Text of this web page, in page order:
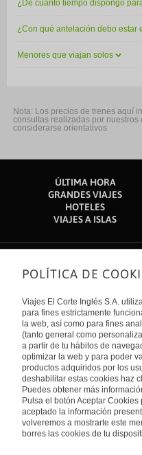
¿De cuánto tiempo dispongo
¿Con qué antelación debo estar
Menores que viajan solos
Nota: Los precios de trenes aquí
consultas realizadas por
considerarse orientativos
ÚLTIMA HORA
GRANDES VIAJES
HOTELES
VIAJES A ISLAS
Sobre nosotros
Quiénes somos
Financiación
Sostenibilidad
Turismo accesible
Tarjeta El Corte Inglés
Trabaja con nosotros
El Corte Inglés
Canal Ético
Enlaces de interés
Guías de viaje
Catálogos
Auto check-in
Condiciones Generales
Política de privacidad
Política de cookies
Accesibilidad
Empresas/ Grupos
Internacional
España
Visita nuestro blog
Blog de Viajes el Corte
POLÍTICA DE
Viajes El Corte Inglés S.A.
para fines estrictamente
la web, así como para fines
(tanto general como
a partir de tu hábitos de
optimizar la web y para poder
productos adquiridos por los
deshabilitar estas cookies haz
Puedes obtener más
Pulsa el botón Aceptar
aceptado la información
volveremos a mostrarte este
borres las cookies de tu